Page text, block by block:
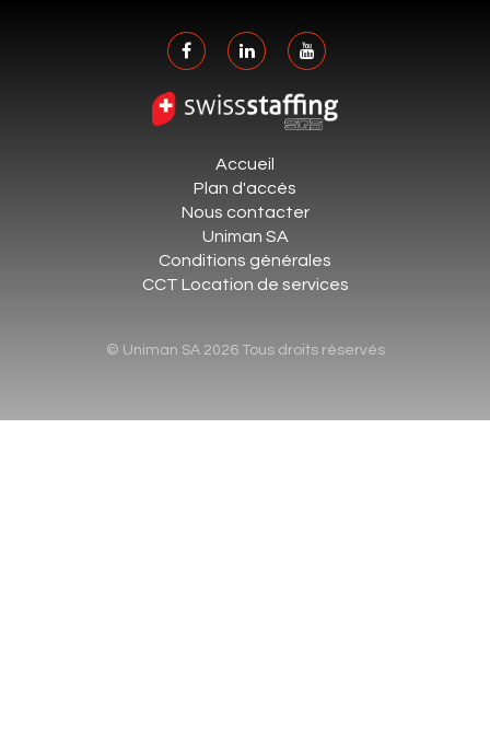
Accueil
Plan d'accès
Nous contacter
Uniman SA
Conditions générales
CCT Location de services
© Uniman SA 2026 Tous droits réservés